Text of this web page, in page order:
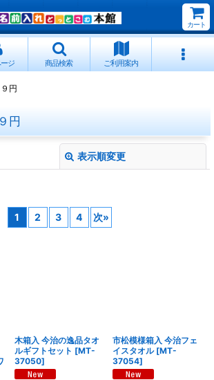
カート
ジ 商品検索 ご利用案内
円
円
表示順変更
1 2 3 4 次»
木箱入 今治の逸品タオ
ルギフトセット [MT-
37050]
市松模様箱入 今治フェ
イスタオル [MT-
37054]